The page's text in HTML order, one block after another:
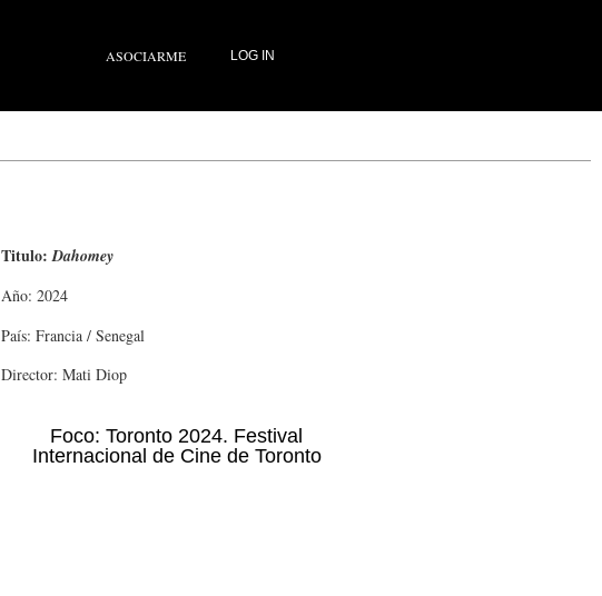
ASOCIARME LOG IN
Titulo:Dahomey
Año: 2024
País: Francia / Senegal
Director: Mati Diop
Foco: Toronto 2024. Festival
Internacional de Cine de Toronto